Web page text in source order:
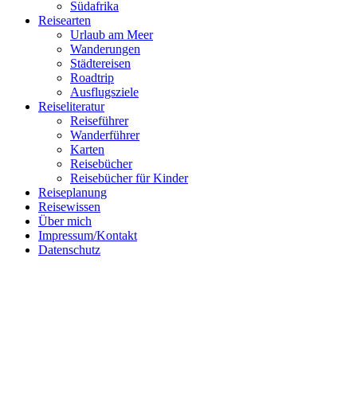
Follow me on Instagram
Südafrika
Reisearten
Urlaub am Meer
Wanderungen
Städtereisen
Roadtrip
Ausflugsziele
Reiseliteratur
Reiseführer
Wanderführer
Karten
Reisebücher
Reisebücher für Kinder
Reiseplanung
Reisewissen
Über mich
Impressum/Kontakt
Datenschutz